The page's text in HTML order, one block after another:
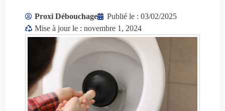
Proxi Débouchage Publié le : 03/02/2025
Mise à jour le : novembre 1, 2024